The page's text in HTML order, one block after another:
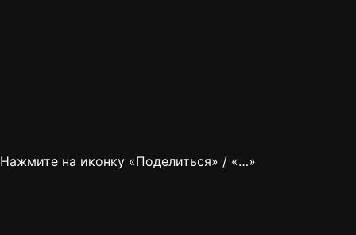
Нажмите на иконку «Поделиться» / «…»